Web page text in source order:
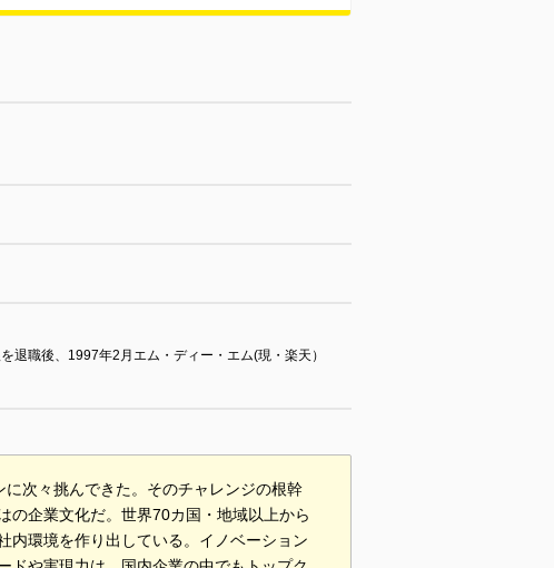
退職後、1997年2月エム・ディー・エム(現・楽天）
次々挑んできた。そのチャレンジの根幹
の企業文化だ。世界70カ国・地域以上から
内環境を作り出している。イノベーション